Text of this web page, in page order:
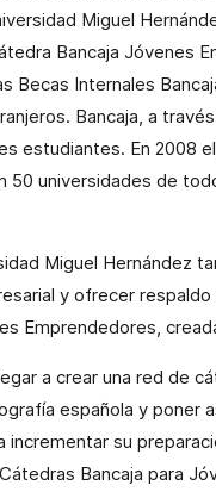
Miguel
Bancaja Jóvenes
Becas Internales
Bancaja, a
estudiantes. En 2008
50 universidades de
Miguel Hernández
y ofrecer
Emprendedores,
a crear una red de
española y poner
incrementar su
Bancaja para